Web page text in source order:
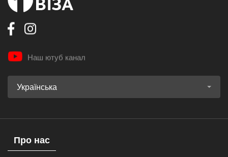
Наш ютуб канал
Українська
Про нас